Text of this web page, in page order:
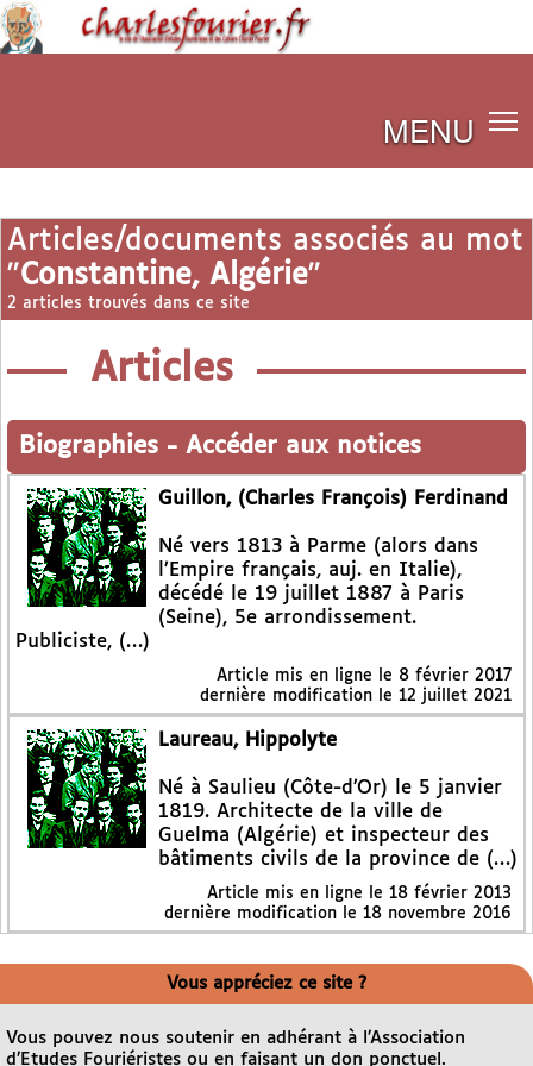
MENU
Articles/documents associés au mot
"Constantine, Algérie"
2 articles trouvés dans ce site
Articles
Biographies - Accéder aux notices
Guillon, (Charles François) Ferdinand
Né vers 1813 à Parme (alors dans
l’Empire français, auj. en Italie),
décédé le 19 juillet 1887 à Paris
(Seine), 5e arrondissement.
Publiciste, (…)
Article mis en ligne le 8 février 2017
dernière modification le 12 juillet 2021
Laureau, Hippolyte
Né à Saulieu (Côte-d’Or) le 5 janvier
1819. Architecte de la ville de
Guelma (Algérie) et inspecteur des
bâtiments civils de la province de (…)
Article mis en ligne le 18 février 2013
dernière modification le 18 novembre 2016
Vous appréciez ce site ?
Vous pouvez nous soutenir en adhérant à l’Association
d’Etudes Fouriéristes ou en faisant un don ponctuel.